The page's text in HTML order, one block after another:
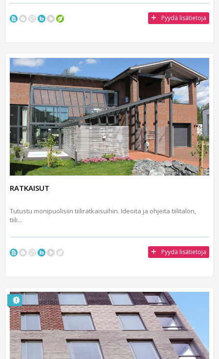
Pyydä lisätietoja
RATKAISUT
Tutustu monipuolisiin tiiliratkaisuihin. Ideoita ja ohjeita tiilitalon,
tiili...
Pyydä lisätietoja